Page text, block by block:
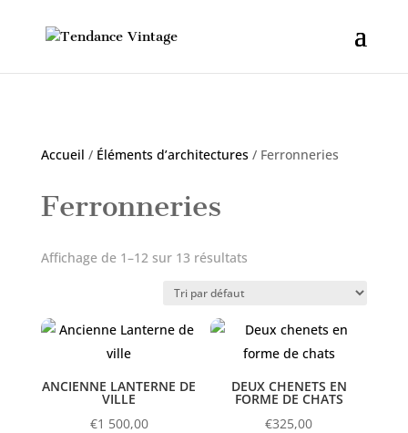
Accueil / Éléments d’architectures/ Ferronneries
Ferronneries
Affichage de 1–12 sur 13 résultats
ANCIENNE LANTERNE DE
VILLE
€1 500,00
DEUX CHENETS EN
FORME DE CHATS
€325,00